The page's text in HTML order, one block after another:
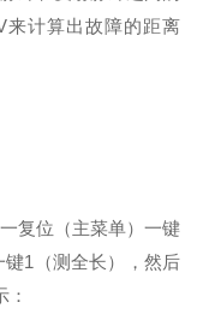
计算出故障的距离
复位（主菜单）一键
1（测全长），然后